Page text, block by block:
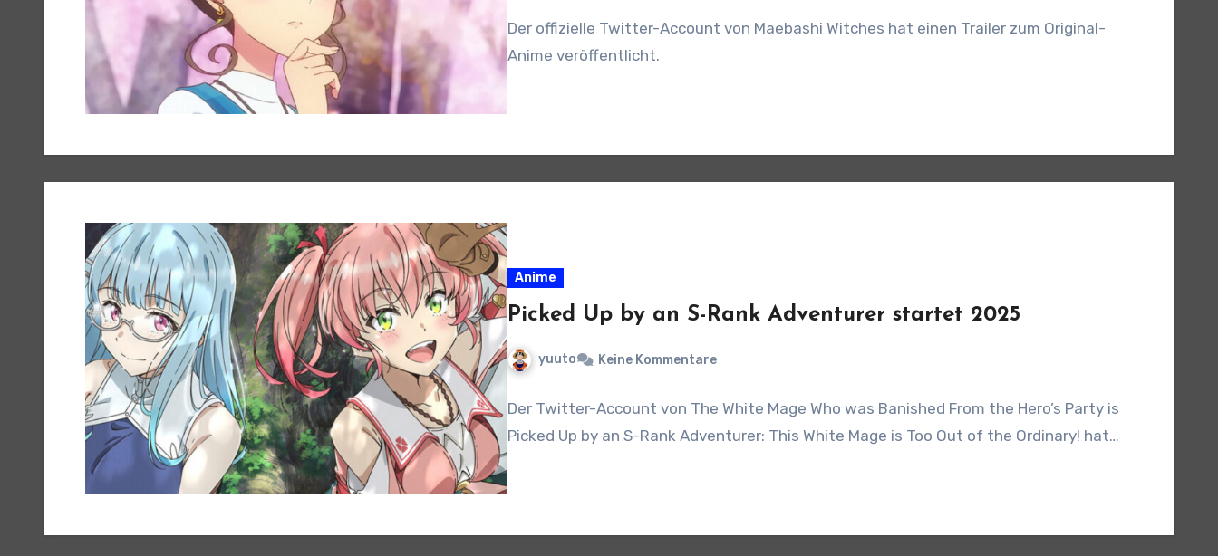
Der offizielle Twitter-Account von Maebashi Witches hat einen Trailer zum Original-
Anime veröffentlicht.
Anime
Picked Up by an S-Rank Adventurer startet 2025
yuuto Keine Kommentare
Der Twitter-Account von The White Mage Who was Banished From the Hero’s Party is
Picked Up by an S-Rank Adventurer: This White Mage is Too Out of the Ordinary! hat…